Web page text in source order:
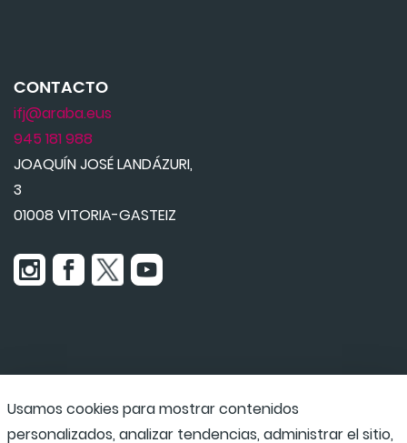
Udaraba
CONTACTO
ifj@araba.eus
945 181 988
JOAQUÍN JOSÉ LANDÁZURI,
3
01008 VITORIA-GASTEIZ
Usamos cookies para mostrar contenidos
personalizados, analizar tendencias, administrar el sitio,